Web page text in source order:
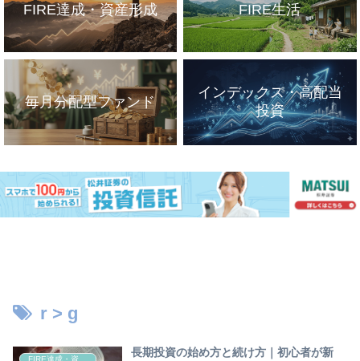
FIRE達成・資産形成 FIRE生活
毎月分配型ファンド
インデックス・高配当
投資
r > g
長期投資の始め方と続け方｜初心者が新